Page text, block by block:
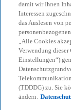
damit wir Ihnen
Interessen
das Auslesen von
„Alle Cookies
Verwendung
Einstellungen“)
(TDDDG) zu. Sie
ändern.